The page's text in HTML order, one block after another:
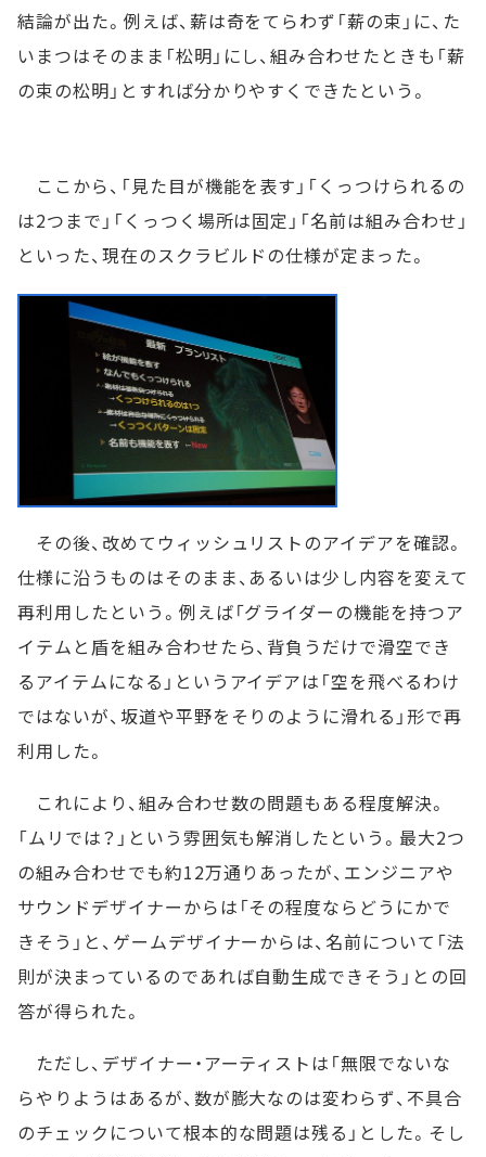
結論が出た。例えば、薪は奇をてらわず「薪の束」に、た
いまつはそのまま「松明」にし、組み合わせたときも「薪
の束の松明」とすれば分かりやすくできたという。
ここから、「見た目が機能を表す」「くっつけられるの
は2つまで」「くっつく場所は固定」「名前は組み合わせ」
といった、現在のスクラビルドの仕様が定まった。
その後、改めてウィッシュリストのアイデアを確認。
仕様に沿うものはそのまま、あるいは少し内容を変えて
再利用したという。例えば「グライダーの機能を持つア
イテムと盾を組み合わせたら、背負うだけで滑空でき
るアイテムになる」というアイデアは「空を飛べるわけ
ではないが、坂道や平野をそりのように滑れる」形で再
利用した。
これにより、組み合わせ数の問題もある程度解決。
「ムリでは？」という雰囲気も解消したという。最大2つ
の組み合わせでも約12万通りあったが、エンジニアや
サウンドデザイナーからは「その程度ならどうにかで
きそう」と、ゲームデザイナーからは、名前について「法
則が決まっているのであれば自動生成できそう」との回
答が得られた。
ただし、デザイナー・アーティストは「無限でないな
らやりようはあるが、数が膨大なのは変わらず、不具合
のチェックについて根本的な問題は残る」とした。そし